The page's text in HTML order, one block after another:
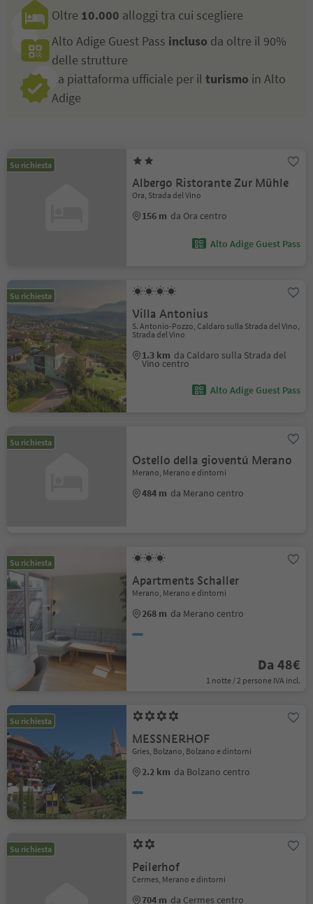
Oltre 10.000 alloggi tra cui scegliere
Alto Adige Guest Pass incluso da oltre il 90%
delle strutture
La piattaforma ufficiale per il turismo in Alto
Adige
Su richiesta
Albergo Ristorante Zur Mühle
Ora, Strada del Vino
156 m da Ora centro
Alto Adige Guest Pass
Su richiesta
Villa Antonius
S. Antonio-Pozzo, Caldaro sulla Strada del Vino,
Strada del Vino
1.3 km da Caldaro sulla Strada del
Vino centro
Alto Adige Guest Pass
Su richiesta
Ostello della gioventú Merano
Merano, Merano e dintorni
484 m da Merano centro
Su richiesta
Apartments Schaller
Merano, Merano e dintorni
268 m da Merano centro
Da 48€
1 notte / 2 persone IVA incl.
Su richiesta
MESSNERHOF
Gries, Bolzano, Bolzano e dintorni
2.2 km da Bolzano centro
Su richiesta
Peilerhof
Cermes, Merano e dintorni
704 m da Cermes centro